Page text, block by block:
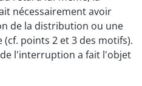
nécessairement avoir
de la distribution ou une
points 2 et 3 des motifs).
l'interruption a fait l'objet